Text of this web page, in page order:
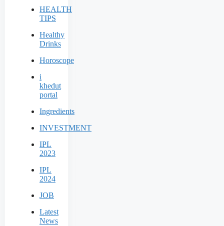
HEALTH
TIPS
Healthy
Drinks
Horoscope
i
khedut
portal
Ingredients
INVESTMENT
IPL
2023
IPL
2024
JOB
Latest
News